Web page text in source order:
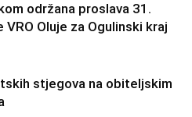
održana proslava 31.
Oluje za Ogulinski kraj
stjegova na obiteljskim